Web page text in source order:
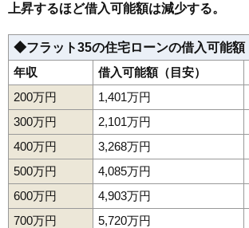
上昇するほど借入可能額は減少する。
◆フラット35の住宅ローンの借入可能額
年収
借入可能額（目安）
200万円
1,401万円
300万円
2,101万円
400万円
3,268万円
500万円
4,085万円
600万円
4,903万円
700万円
5,720万円